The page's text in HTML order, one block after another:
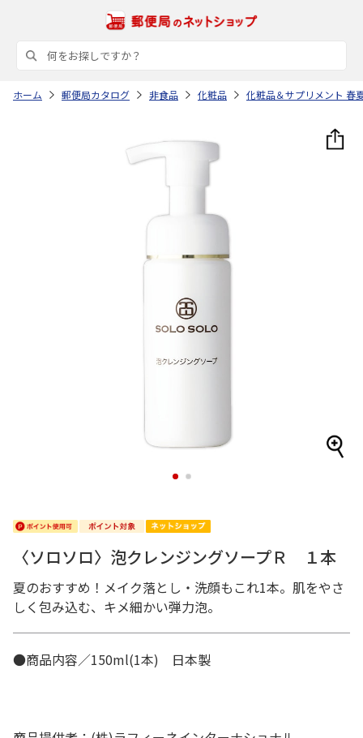
ホーム 郵便局カタログ 非食品 化粧品 化粧品＆サプリメント 春
1 2
〈ソロソロ〉泡クレンジングソープＲ １本
夏のおすすめ！メイク落とし・洗顔もこれ1本。肌をやさ
しく包み込む、キメ細かい弾力泡。
●商品内容／150ml(1本) 日本製